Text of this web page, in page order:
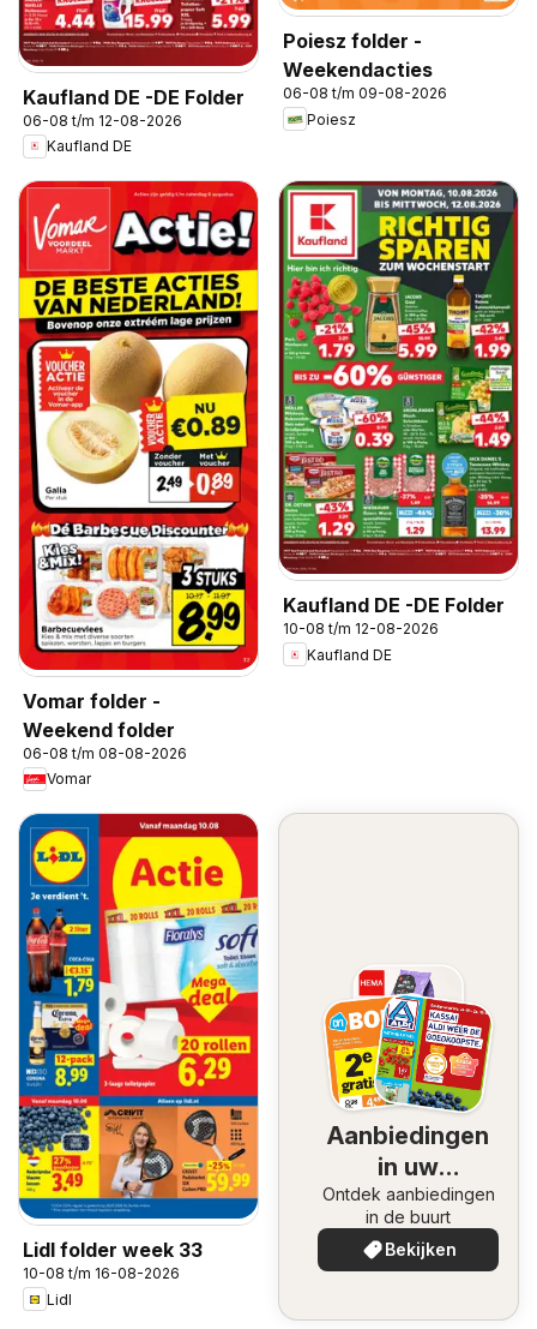
Kaufland DE -DE Folder
06-08 t/m 12-08-2026
Kaufland DE
Poiesz folder -
Weekendacties
06-08 t/m 09-08-2026
Poiesz
Vomar folder -
Weekend folder
06-08 t/m 08-08-2026
Vomar
Kaufland DE -DE Folder
10-08 t/m 12-08-2026
Kaufland DE
Lidl folder week 33
10-08 t/m 16-08-2026
Lidl
Aanbiedingen
in uw
omgeving
Ontdek aanbiedingen
in de buurt
Bekijken